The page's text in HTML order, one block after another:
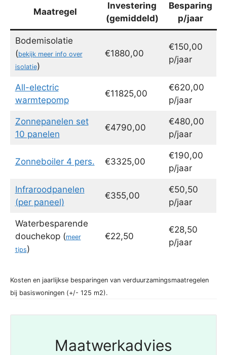
Maatregel
Investering
(gemiddeld)
Besparing
p/jaar
Bodemisolatie
(bekijk meer info over
isolatie)
€1880,00
€150,00
p/jaar
All-electric
warmtepomp
€11825,00
€620,00
p/jaar
Zonnepanelen set
10 panelen
€4790,00
€480,00
p/jaar
Zonneboiler 4 pers. €3325,00
€190,00
p/jaar
Infraroodpanelen
(per paneel)
€355,00
€50,50
p/jaar
Waterbesparende
douchekop (meer
tips)
€22,50
€28,50
p/jaar
Kosten en jaarlijkse besparingen van verduurzamingsmaatregelen
bij basiswoningen (+/- 125 m2).
Maatwerkadvies